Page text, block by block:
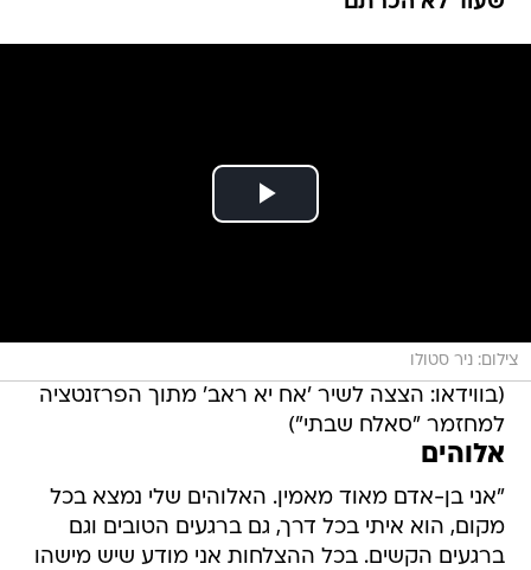
צילום: ניר סטולו
(בווידאו: הצצה לשיר 'אח יא ראב' מתוך הפרזנטציה
למחזמר "סאלח שבתי")
אלוהים
"אני בן-אדם מאוד מאמין. האלוהים שלי נמצא בכל
מקום, הוא איתי בכל דרך, גם ברגעים הטובים וגם
ברגעים הקשים. בכל ההצלחות אני מודע שיש מישהו